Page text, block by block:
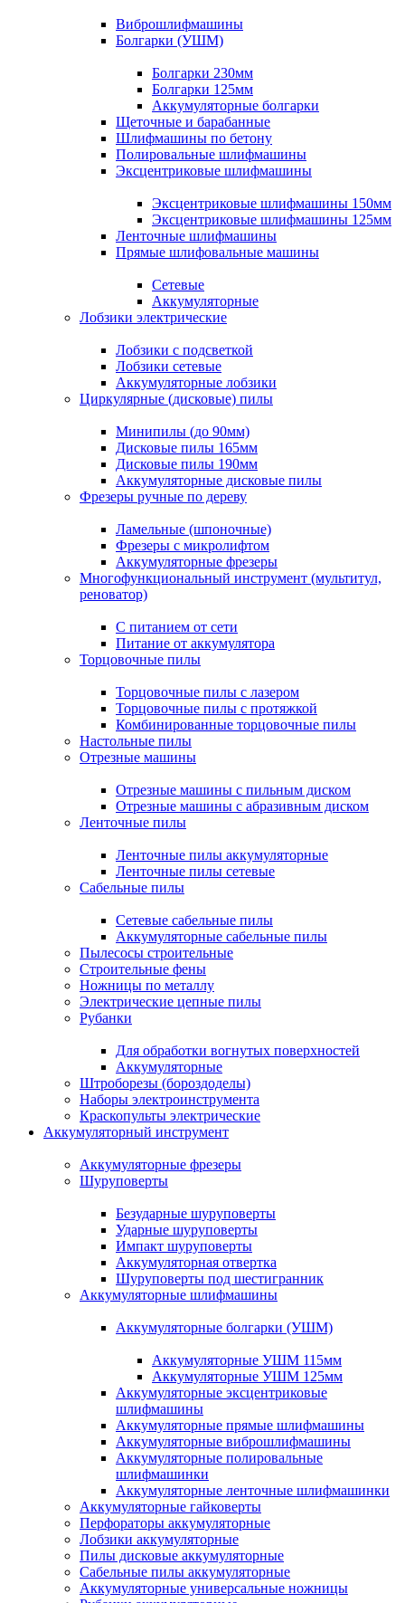
Виброшлифмашины
Болгарки (УШМ)
Болгарки 230мм
Болгарки 125мм
Аккумуляторные болгарки
Щеточные и барабанные
Шлифмашины по бетону
Полировальные шлифмашины
Эксцентриковые шлифмашины
Эксцентриковые шлифмашины 150мм
Эксцентриковые шлифмашины 125мм
Ленточные шлифмашины
Прямые шлифовальные машины
Сетевые
Аккумуляторные
Лобзики электрические
Лобзики с подсветкой
Лобзики сетевые
Аккумуляторные лобзики
Циркулярные (дисковые) пилы
Минипилы (до 90мм)
Дисковые пилы 165мм
Дисковые пилы 190мм
Аккумуляторные дисковые пилы
Фрезеры ручные по дереву
Ламельные (шпоночные)
Фрезеры с микролифтом
Аккумуляторные фрезеры
Многофункциональный инструмент (мультитул,
реноватор)
С питанием от сети
Питание от аккумулятора
Торцовочные пилы
Торцовочные пилы с лазером
Торцовочные пилы с протяжкой
Комбинированные торцовочные пилы
Настольные пилы
Отрезные машины
Отрезные машины с пильным диском
Отрезные машины с абразивным диском
Ленточные пилы
Ленточные пилы аккумуляторные
Ленточные пилы сетевые
Сабельные пилы
Сетевые сабельные пилы
Аккумуляторные сабельные пилы
Пылесосы строительные
Строительные фены
Ножницы по металлу
Электрические цепные пилы
Рубанки
Для обработки вогнутых поверхностей
Аккумуляторные
Штроборезы (бороздоделы)
Наборы электроинструмента
Краскопульты электрические
Аккумуляторный инструмент
Аккумуляторные фрезеры
Шуруповерты
Безударные шуруповерты
Ударные шуруповерты
Импакт шуруповерты
Аккумуляторная отвертка
Шуруповерты под шестигранник
Аккумуляторные шлифмашины
Аккумуляторные болгарки (УШМ)
Аккумуляторные УШМ 115мм
Аккумуляторные УШМ 125мм
Аккумуляторные эксцентриковые
шлифмашины
Аккумуляторные прямые шлифмашины
Аккумуляторные виброшлифмашины
Аккумуляторные полировальные
шлифмашинки
Аккумуляторные ленточные шлифмашинки
Аккумуляторные гайковерты
Перфораторы аккумуляторные
Лобзики аккумуляторные
Пилы дисковые аккумуляторные
Сабельные пилы аккумуляторные
Аккумуляторные универсальные ножницы